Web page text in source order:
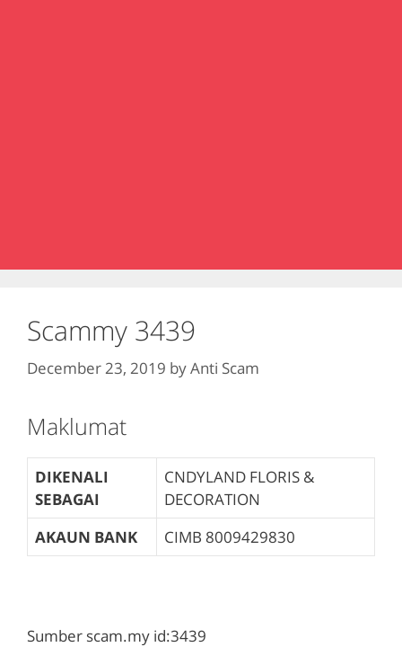
Scammy 3439
December 23, 2019 byAnti Scam
Maklumat
DIKENALI
SEBAGAI
CNDYLAND FLORIS &
DECORATION
AKAUN BANK
CIMB 8009429830
Sumber scam.my id:3439